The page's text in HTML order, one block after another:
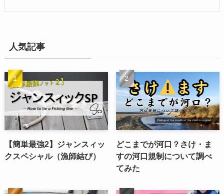
人気記事
【簡単最強2】ジャンスィッ
クスペシャル（漁師結び）
どこまでが河口？さけ・ま
すの河口規制について調べ
てみた